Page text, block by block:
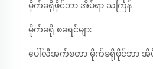
မိုက်ခရိုဖိုင်ဘာ အိပ်ရာ သင်္ကြန်
မိုက်ခရို စခရင်များ
ပေါ်လီအက်စတာ မိုက်ခရိုဖိုင်ဘာ အိပ်ရ